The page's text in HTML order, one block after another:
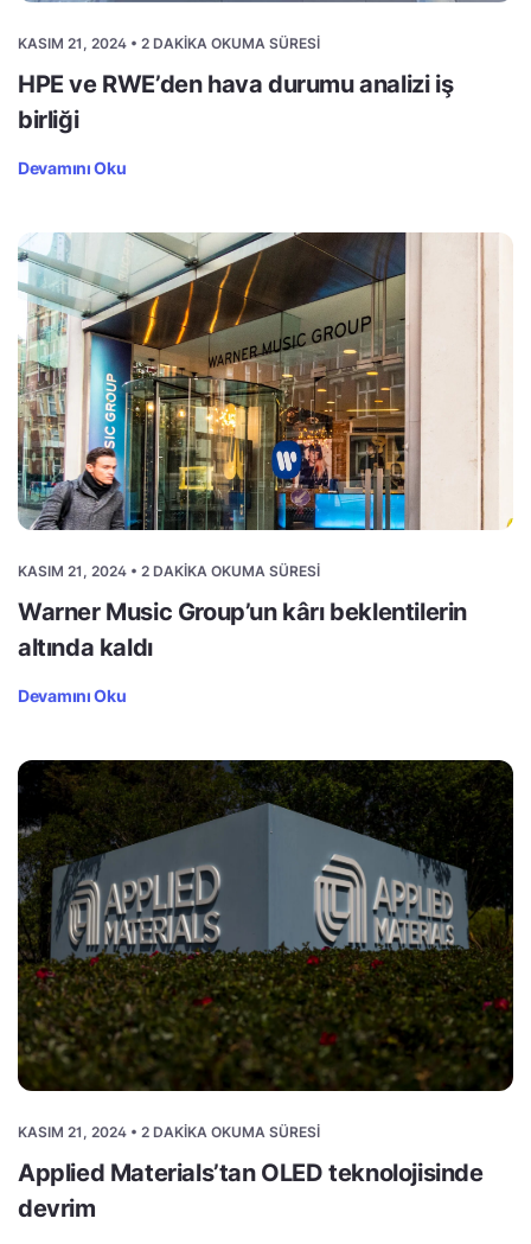
KASIM 21, 2024 • 2 DAKIKA OKUMA SÜRESI
HPE ve RWE’den hava durumu analizi iş
birliği
Devamını Oku
KASIM 21, 2024 • 2 DAKIKA OKUMA SÜRESI
Warner Music Group’un kârı beklentilerin
altında kaldı
Devamını Oku
KASIM 21, 2024 • 2 DAKIKA OKUMA SÜRESI
Applied Materials’tan OLED teknolojisinde
devrim